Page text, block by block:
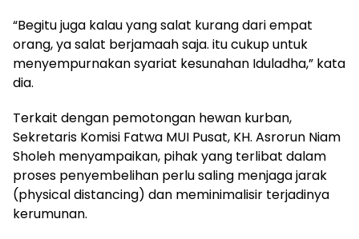
“Begitu juga kalau yang salat kurang dari empat
orang, ya salat berjamaah saja. itu cukup untuk
menyempurnakan syariat kesunahan Iduladha,” kata
dia.
Terkait dengan pemotongan hewan kurban,
Sekretaris Komisi Fatwa MUI Pusat, KH. Asrorun Niam
Sholeh menyampaikan, pihak yang terlibat dalam
proses penyembelihan perlu saling menjaga jarak
(physical distancing) dan meminimalisir terjadinya
kerumunan.